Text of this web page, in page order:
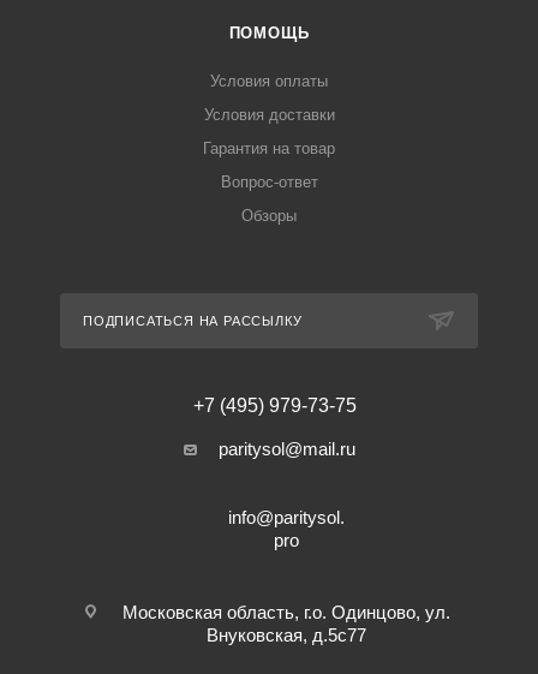
ПОМОЩЬ
Условия оплаты
Условия доставки
Гарантия на товар
Вопрос-ответ
Обзоры
ПОДПИСАТЬСЯ НА РАССЫЛКУ
+7 (495) 979-73-75
paritysol@mail.ru
info@paritysol.
pro
Московская область, г.о. Одинцово, ул.
Внуковская, д.5с77